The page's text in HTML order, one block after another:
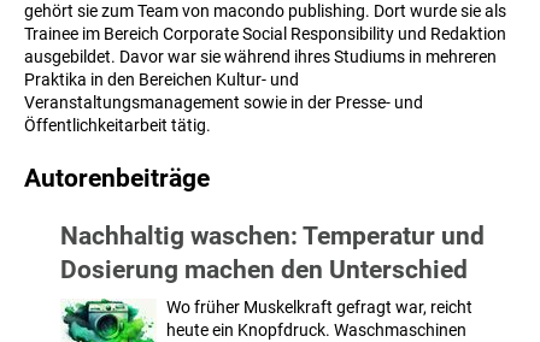
gehört sie zum Team von macondo publishing. Dort wurde sie als
Trainee im Bereich Corporate Social Responsibility und Redaktion
ausgebildet. Davor war sie während ihres Studiums in mehreren
Praktika in den Bereichen Kultur- und
Veranstaltungsmanagement sowie in der Presse- und
Öffentlichkeitarbeit tätig.
Autorenbeiträge
Nachhaltig waschen: Temperatur und
Dosierung machen den Unterschied
Wo früher Muskelkraft gefragt war, reicht
heute ein Knopfdruck. Waschmaschinen